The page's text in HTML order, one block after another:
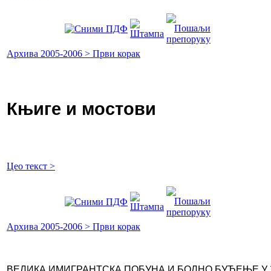
Архива 2005-2006 > Први корак
Књиге и мостови
Цео текст >
Архива 2005-2006 > Први корак